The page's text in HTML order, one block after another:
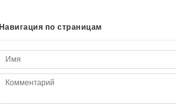
Навигация по страницам